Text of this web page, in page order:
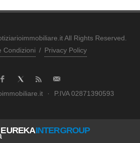
All Rights Reserved.
Condizioni / Privacy Policy
· P.IVA 02871390593
EUREKAINTERGROUP